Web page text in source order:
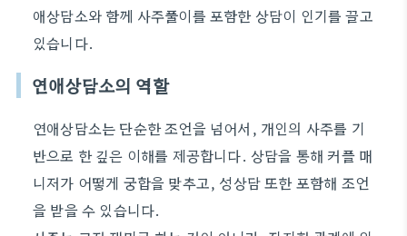
애상담소와 함께 사주풀이를 포함한 상담이 인기를 끌고
있습니다.
연애상담소의 역할
연애상담소는 단순한 조언을 넘어서, 개인의 사주를 기
반으로 한 깊은 이해를 제공합니다. 상담을 통해 커플 매
니저가 어떻게 궁합을 맞추고, 성상담 또한 포함해 조언
을 받을 수 있습니다.